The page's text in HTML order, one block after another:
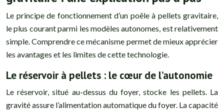
Le principe de fonctionnement d’un poêle à pellets gravitaire,
le plus courant parmi les modèles autonomes, est relativement
simple. Comprendre ce mécanisme permet de mieux apprécier
les avantages et les limites de cette technologie.
Le réservoir à pellets : le cœur de l’autonomie
Le réservoir, situé au-dessus du foyer, stocke les pellets. La
gravité assure l’alimentation automatique du foyer. La capacité